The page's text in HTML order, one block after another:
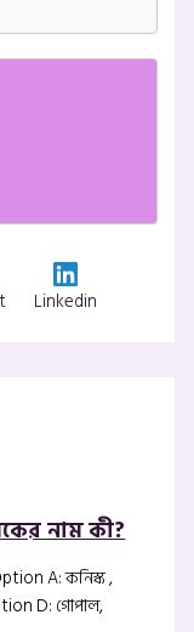
Linkedin
নাম কী?
A: কনিস্ক ,
D: গোপাল,